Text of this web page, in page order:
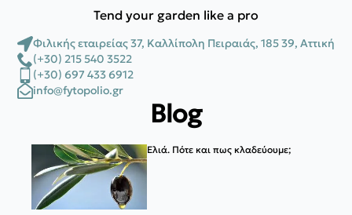
Tend your garden like a pro
Φιλικής εταιρείας 37, Καλλίπολη Πειραιάς, 185 39, Αττική
(+30) 215 540 3522
(+30) 697 433 6912
info@fytopolio.gr
Blog
Ελιά. Πότε και πως κλαδεύουμε;